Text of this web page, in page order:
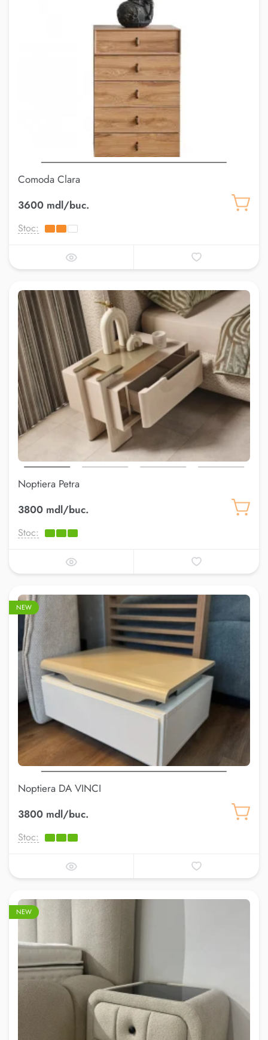
Comoda Clara
3600 mdl/buc.
Stoc:
Noptiera Petra
3800 mdl/buc.
Stoc:
NEW
Noptiera DA VINCI
3800 mdl/buc.
Stoc:
NEW